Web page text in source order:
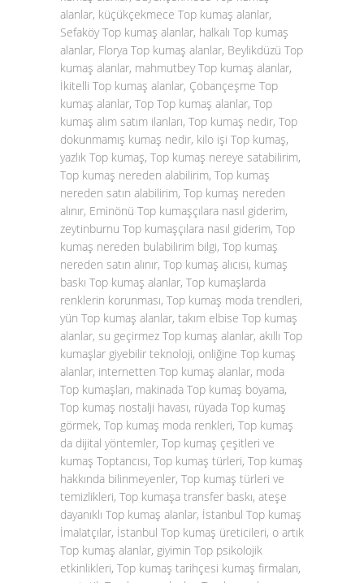
alanlar, küçükçekmece Top kumaş alanlar,
Sefaköy Top kumaş alanlar, halkalı Top kumaş
alanlar, Florya Top kumaş alanlar, Beylikdüzü Top
kumaş alanlar, mahmutbey Top kumaş alanlar,
İkitelli Top kumaş alanlar, Çobançeşme Top
kumaş alanlar, Top Top kumaş alanlar, Top
kumaş alım satım ilanları, Top kumaş nedir, Top
dokunmamış kumaş nedir, kilo işi Top kumaş,
yazlık Top kumaş, Top kumaş nereye satabilirim,
Top kumaş nereden alabilirim, Top kumaş
nereden satın alabilirim, Top kumaş nereden
alınır, Eminönü Top kumaşçılara nasıl giderim,
zeytinburnu Top kumaşçılara nasıl giderim, Top
kumaş nereden bulabilirim bilgi, Top kumaş
nereden satın alınır, Top kumaş alıcısı, kumaş
baskı Top kumaş alanlar, Top kumaşlarda
renklerin korunması, Top kumaş moda trendleri,
yün Top kumaş alanlar, takım elbise Top kumaş
alanlar, su geçirmez Top kumaş alanlar, akıllı Top
kumaşlar giyebilir teknoloji, onliğine Top kumaş
alanlar, internetten Top kumaş alanlar, moda
Top kumaşları, makinada Top kumaş boyama,
Top kumaş nostalji havası, rüyada Top kumaş
görmek, Top kumaş moda renkleri, Top kumaş
da dijital yöntemler, Top kumaş çeşitleri ve
kumaş Toptancısı, Top kumaş türleri, Top kumaş
hakkında bilinmeyenler, Top kumaş türleri ve
temizlikleri, Top kumaşa transfer baskı, ateşe
dayanıklı Top kumaş alanlar, İstanbul Top kumaş
İmalatçılar, İstanbul Top kumaş üreticileri, o artık
Top kumaş alanlar, giyimin Top psikolojik
etkinlikleri, Top kumaş tarihçesi kumaş firmaları,